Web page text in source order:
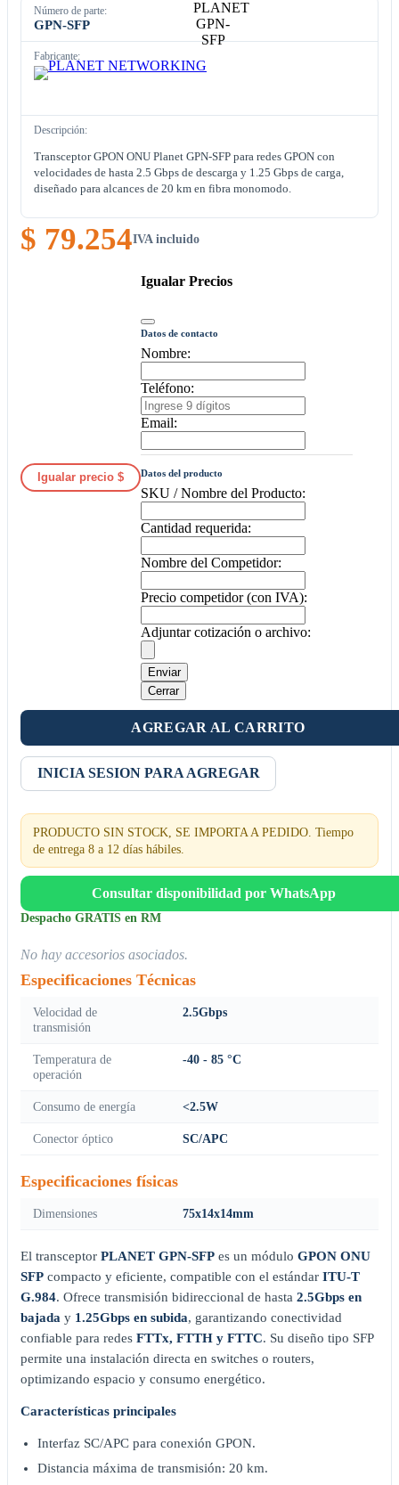
Número de parte:
GPN-SFP
Fabricante:
Descripción:
Transceptor GPON ONU Planet GPN-SFP para redes GPON con
velocidades de hasta 2.5 Gbps de descarga y 1.25 Gbps de carga,
diseñado para alcances de 20 km en fibra monomodo.
$ 79.254IVA incluido
Igualar precio $
Igualar Precios
Datos de contacto
Nombre:
Teléfono:
Email:
Datos del producto
SKU / Nombre del Producto:
Cantidad requerida:
Nombre del Competidor:
Precio competidor (con IVA):
Adjuntar cotización o archivo:
Enviar
Cerrar
AGREGAR AL CARRITO
INICIA SESION PARA AGREGAR
PRODUCTO SIN STOCK, SE IMPORTA A PEDIDO. Tiempo
de entrega 8 a 12 días hábiles.
Consultar disponibilidad por WhatsApp
Despacho GRATIS en RM
No hay accesorios asociados.
Especificaciones Técnicas
Velocidad de
transmisión
2.5Gbps
Temperatura de
operación
-40 - 85 °C
Consumo de energía <2.5W
Conector óptico SC/APC
Especificaciones físicas
Dimensiones 75x14x14mm
El transceptor PLANET GPN-SFP es un módulo GPON ONU
SFP compacto y eficiente, compatible con el estándar ITU-T
G.984. Ofrece transmisión bidireccional de hasta 2.5Gbps en
bajada y 1.25Gbps en subida, garantizando conectividad
confiable para redes FTTx, FTTH y FTTC. Su diseño tipo SFP
permite una instalación directa en switches o routers,
optimizando espacio y consumo energético.
Características principales
Interfaz SC/APC para conexión GPON.
Distancia máxima de transmisión: 20 km.